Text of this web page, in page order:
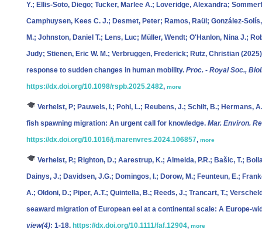
Y.; Ellis-Soto, Diego; Tucker, Marlee A.; Loveridge, Alexandra;
Camphuysen, Kees C. J.; Desmet, Peter; Ramos, Raül; González-
M.; Johnston, Daniel T.; Lens, Luc; Müller, Wendt; O'Hanlon, Nina J.;
Judy; Stienen, Eric W. M.; Verbruggen, Frederick; Rutz, Christian
response to sudden changes in human mobility. Proc. - Royal Soc.,
https://dx.doi.org/10.1098/rspb.2025.2482, more
Verhelst, P; Pauwels, I.; Pohl, L.; Reubens, J.; Schilt, B.; Hermans, A.
fish spawning migration: An urgent call for knowledge. Mar. Environ.
https://dx.doi.org/10.1016/j.marenvres.2024.106857, more
Verhelst, P.; Righton, D.; Aarestrup, K.; Almeida, P.R.; Bašic, T.;
Dainys, J.; Davidsen, J.G.; Domingos, I.; Dorow, M.; Feunteun, E.;
A.; Oldoni, D.; Piper, A.T.; Quintella, B.; Reeds, J.; Trancart, T.;
seaward migration of European eel at a continental scale: A
view(4): 1-18. https://dx.doi.org/10.1111/faf.12904, more